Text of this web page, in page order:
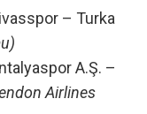
– Turka
A.Ş. –
Airlines